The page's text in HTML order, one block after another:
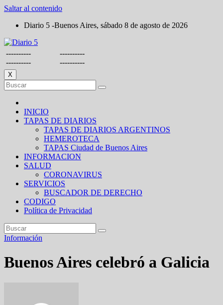
Saltar al contenido
Diario 5 -Buenos Aires, sábado 8 de agosto de 2026
----------
----------
----------
----------
X
INICIO
TAPAS DE DIARIOS
TAPAS DE DIARIOS ARGENTINOS
HEMEROTECA
TAPAS Ciudad de Buenos Aires
INFORMACION
SALUD
CORONAVIRUS
SERVICIOS
BUSCADOR DE DERECHO
CODIGO
Política de Privacidad
Información
Buenos Aires celebró a Galicia